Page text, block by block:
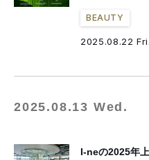
BEAUTY
2025.08.22
2025.08.13 Wed.
I-neの2025年